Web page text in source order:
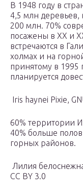
В 1948 году в
4,5 млн деревьев,
200 млн. 70%
посажены в XX и
встречаются в
холмах и на
принятому в 1995
планируется
Iris haynei Pixie,
60% территории
40% больше
горных районов.
Лилия
CC BY 3.0